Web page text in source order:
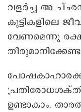
വളർച്ച അ
കുട്ടികളിലെ
വേണമെന്നു
ഉണ്ടാകാം.